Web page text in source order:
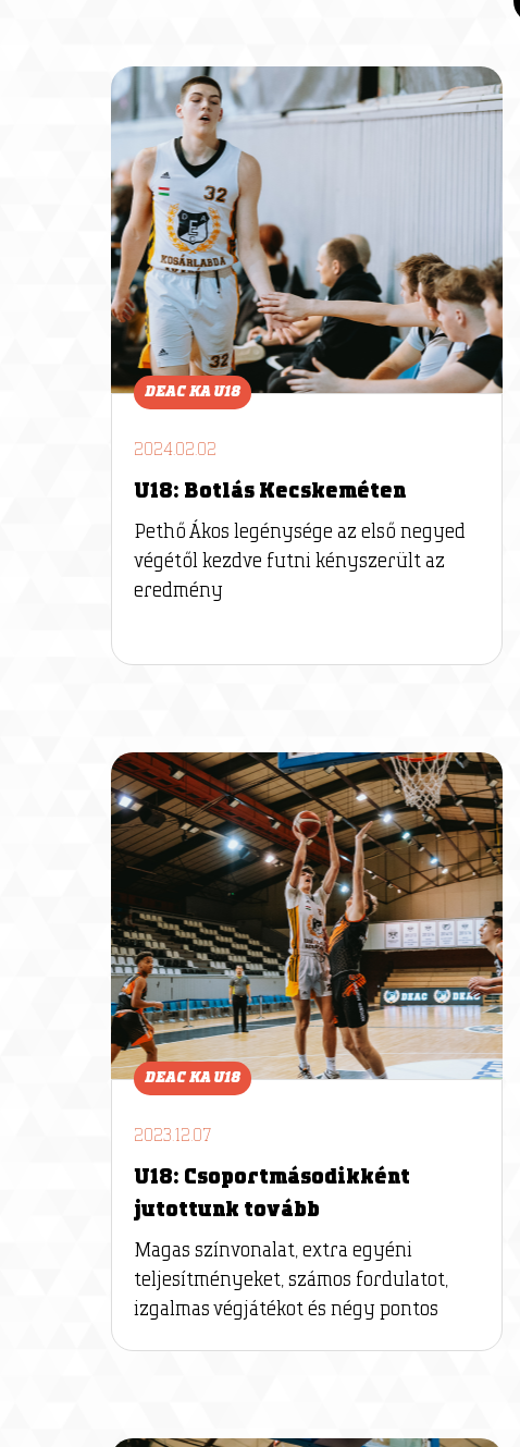
DEAC KA U18
2024.02.02
U18: Botlás Kecskeméten
Pethő Ákos legénysége az első negyed
végétől kezdve futni kényszerült az
eredmény
DEAC KA U18
2023.12.07
U18: Csoportmásodikként
jutottunk tovább
Magas színvonalat, extra egyéni
teljesítményeket, számos fordulatot,
izgalmas végjátékot és négy pontos